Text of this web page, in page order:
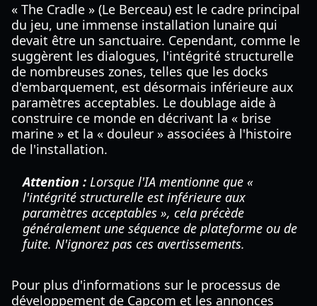
« The Cradle » (Le Berceau) est le cadre principal
du jeu, une immense installation lunaire qui
devait être un sanctuaire. Cependant, comme le
suggèrent les dialogues, l'intégrité structurelle
de nombreuses zones, telles que les docks
d'embarquement, est désormais inférieure aux
paramètres acceptables. Le doublage aide à
construire ce monde en décrivant la « brise
marine » et la « douleur » associées à l'histoire
de l'installation.
Attention : Lorsque l'IA mentionne que «
l'intégrité structurelle est inférieure aux
paramètres acceptables », cela précède
généralement une séquence de plateforme ou de
fuite. N'ignorez pas ces avertissements.
Pour plus d'informations sur le processus de
développement de Capcom et les annonces